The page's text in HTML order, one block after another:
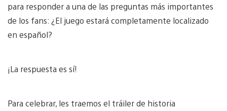
para responder a una de las preguntas más importantes
de los fans: ¿El juego estará completamente localizado
en español?
¡La respuesta es sí!
Para celebrar, les traemos el tráiler de historia